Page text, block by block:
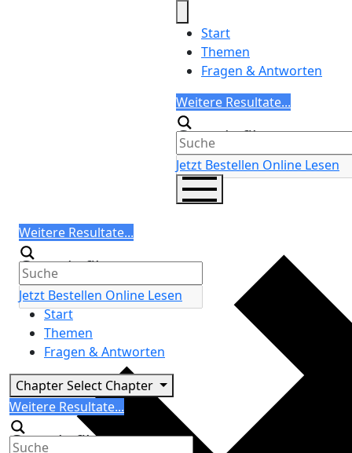
Start
Themen
Fragen & Antworten
Search
Weitere Resultate...
Generic filters
Jetzt Bestellen Online Lesen
Search
Weitere Resultate...
Generic filters
Jetzt Bestellen Online Lesen
Start
Themen
Fragen & Antworten
ChapterSelect Chapter
Search
Weitere Resultate...
Generic filters